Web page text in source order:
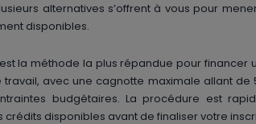
alternatives s’offrent à vous pour
disponibles.
la méthode la plus répandue pour financer
avec une cagnotte maximale allant
budgétaires. La procédure est
disponibles avant de finaliser votre